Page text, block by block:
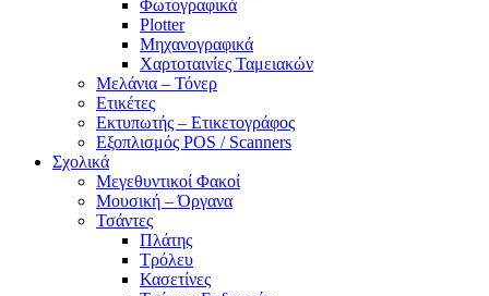
Φωτογραφικά
Plotter
Μηχανογραφικά
Χαρτοταινίες Ταμειακών
Μελάνια – Τόνερ
Ετικέτες
Εκτυπωτής – Ετικετογράφος
Εξοπλισμός POS / Scanners
Σχολικά
Μεγεθυντικοί Φακοί
Μουσική – Όργανα
Τσάντες
Πλάτης
Τρόλευ
Κασετίνες